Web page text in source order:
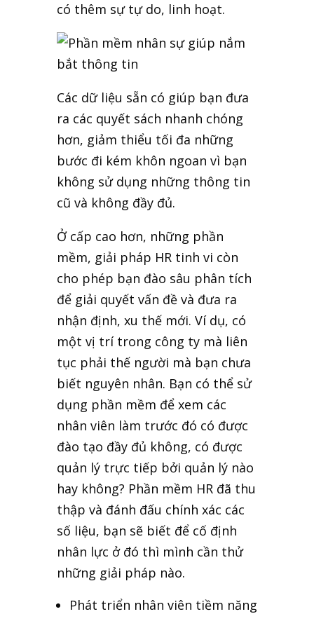
có thêm sự tự do, linh hoạt.
Các dữ liệu sẵn có giúp bạn đưa
ra các quyết sách nhanh chóng
hơn, giảm thiểu tối đa những
bước đi kém khôn ngoan vì bạn
không sử dụng những thông tin
cũ và không đầy đủ.
Ở cấp cao hơn, những phần
mềm, giải pháp HR tinh vi còn
cho phép bạn đào sâu phân tích
để giải quyết vấn đề và đưa ra
nhận định, xu thế mới. Ví dụ, có
một vị trí trong công ty mà liên
tục phải thế người mà bạn chưa
biết nguyên nhân. Bạn có thể sử
dụng phần mềm để xem các
nhân viên làm trước đó có được
đào tạo đầy đủ không, có được
quản lý trực tiếp bởi quản lý nào
hay không? Phần mềm HR đã thu
thập và đánh đấu chính xác các
số liệu, bạn sẽ biết để cố định
nhân lực ở đó thì mình cần thử
những giải pháp nào.
Phát triển nhân viên tiềm năng